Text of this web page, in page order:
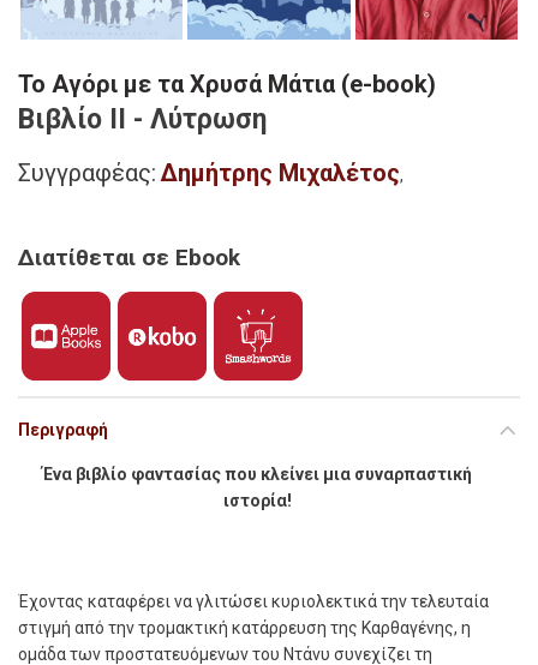
Το Αγόρι με τα Χρυσά Μάτια (e-book)
Βιβλίο ΙΙ - Λύτρωση
Συγγραφέας:Δημήτρης Μιχαλέτος,
Διατίθεται σε Ebook
Περιγραφή
Ένα βιβλίο φαντασίας που κλείνει μια συναρπαστική
ιστορία!
Έχοντας καταφέρει να γλιτώσει κυριολεκτικά την τελευταία
στιγµή από την τροµακτική κατάρρευση της Καρθαγένης, η
οµάδα των προστατευόµενων του Ντάνυ συνεχίζει τη